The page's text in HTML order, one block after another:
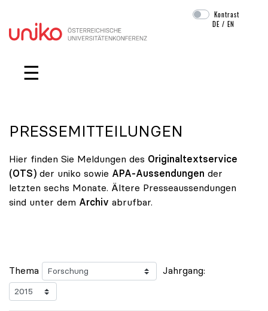
Navigation überspringen
Kontrast
DE /EN
☰
PRESSEMITTEILUNGEN
Hier finden Sie Meldungen des Originaltextservice
(OTS) der uniko sowie APA-Aussendungen der
letzten sechs Monate. Ältere Presseaussendungen
sind unter dem Archiv abrufbar.
Thema Jahrgang: